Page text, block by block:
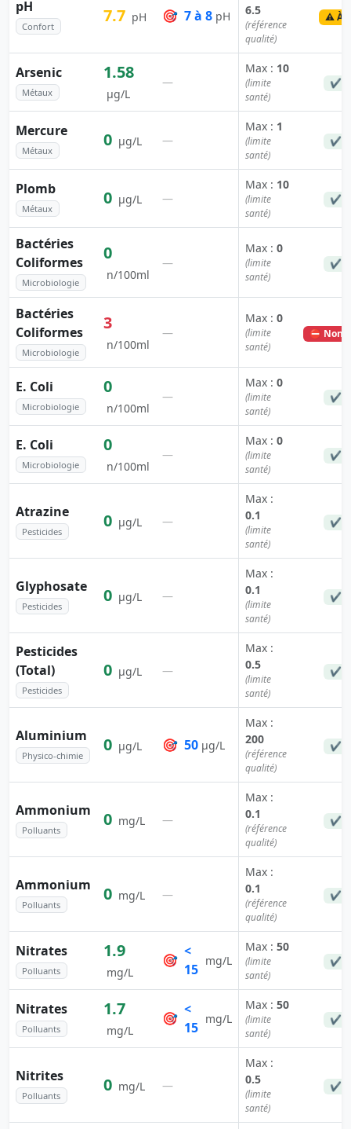
pH
Confort
7.7 pH 🎯 7 à 8 pH
6.5
(référence
qualité)
⚠️ À
Arsenic
Métaux
1.58
µg/L
—
Max : 10
(limite
santé)
✔
Mercure
Métaux
0 µg/L —
Max : 1
(limite
santé)
✔
Plomb
Métaux
0 µg/L —
Max : 10
(limite
santé)
✔
Bactéries
Coliformes
Microbiologie
0
n/100ml
—
Max : 0
(limite
santé)
✔
Bactéries
Coliformes
Microbiologie
3
n/100ml
—
Max : 0
(limite
santé)
⛔ Non
E. Coli
Microbiologie
0
n/100ml
—
Max : 0
(limite
santé)
✔
E. Coli
Microbiologie
0
n/100ml
—
Max : 0
(limite
santé)
✔
Atrazine
Pesticides
0 µg/L —
Max :
0.1
(limite
santé)
✔
Glyphosate
Pesticides
0 µg/L —
Max :
0.1
(limite
santé)
✔
Pesticides
(Total)
Pesticides
0 µg/L —
Max :
0.5
(limite
santé)
✔
Aluminium
Physico-chimie
0 µg/L 🎯 50 µg/L
Max :
200
(référence
qualité)
✔
Ammonium
Polluants
0 mg/L —
Max :
0.1
(référence
qualité)
✔
Ammonium
Polluants
0 mg/L —
Max :
0.1
(référence
qualité)
✔
Nitrates
Polluants
1.9
mg/L
🎯
<
15
mg/L
Max : 50
(limite
santé)
✔
Nitrates
Polluants
1.7
mg/L
🎯
<
15
mg/L
Max : 50
(limite
santé)
✔
Nitrites
Polluants
0 mg/L —
Max :
0.5
(limite
santé)
✔